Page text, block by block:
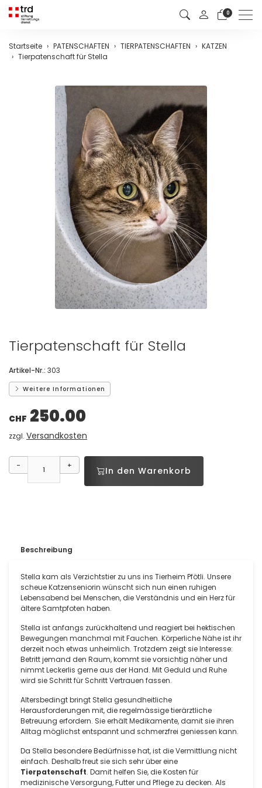
0
Startseite PATENSCHAFTEN TIERPATENSCHAFTEN
KATZEN
Tierpatenschaft für Stella
Tierpatenschaft für Stella
Artikel-Nr.: 303
Weitere Informationen
CHF 250.00
zzgl. Versandkosten
- + In den Warenkorb
Beschreibung
Stella kam als Verzichtstier zu uns ins Tierheim Pfötli. Unsere
scheue Katzenseniorin wünscht sich nun einen ruhigen
Lebensabend bei Menschen, die Verständnis und ein Herz für
ältere Samtpfoten haben.
Stella ist anfangs zurückhaltend und reagiert bei hektischen
Bewegungen manchmal mit Fauchen. Körperliche Nähe ist ihr
derzeit noch etwas unheimlich. Trotzdem zeigt sie Interesse:
Betritt jemand den Raum, kommt sie vorsichtig näher und
nimmt Leckerlis gerne aus der Hand. Mit Geduld und Ruhe
wird sie Schritt für Schritt Vertrauen fassen.
Altersbedingt bringt Stella gesundheitliche
Herausforderungen mit, die regelmässige tierärztliche
Betreuung erfordern. Sie erhält Medikamente, damit sie ihren
Alltag möglichst entspannt und schmerzfrei geniessen kann.
Da Stella besondere Bedürfnisse hat, ist die Vermittlung nicht
einfach. Deshalb freut sie sich sehr über eine
Tierpatenschaft. Damit helfen Sie, die Kosten für
medizinische Versorgung, Futter und Pflege zu decken. Als